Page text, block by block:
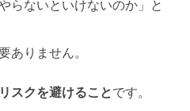
らないといけないのか」と
ありません。
スクを避けることです。